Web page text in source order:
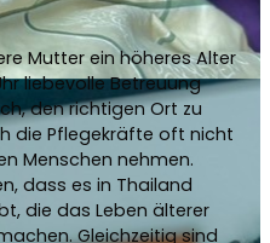
Mutter ein höheres Alter
liebevolle Betreuung
den richtigen Ort zu
die Pflegekräfte oft nicht
Menschen nehmen.
dass es in Thailand
die das Leben älterer
Gleichzeitig sind